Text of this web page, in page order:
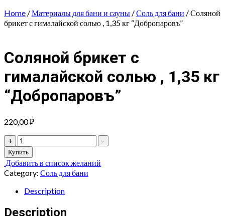
Home /Материалы для бани и сауны /Соль для бани / Соляной
брикет с гималайской солью , 1,35 кг “Добропаровъ”
Соляной брикет с
гималайской солью , 1,35 кг
“Добропаровъ”
220,00₽
+
Соляной
брикет
с
гималайской
солью
,
кг
-
Купить
Добавить в список желаний
Category: Соль для бани
Description
Description